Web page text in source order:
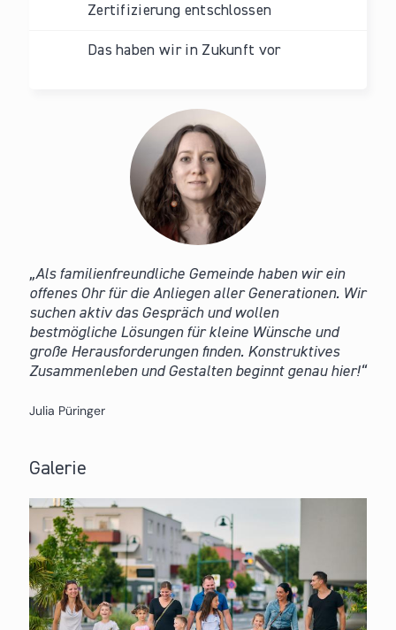
Zertifizierung entschlossen
Das haben wir in Zukunft vor
Als familienfreundliche Gemeinde haben wir ein
offenes Ohr für die Anliegen aller Generationen. Wir
suchen aktiv das Gespräch und wollen
bestmögliche Lösungen für kleine Wünsche und
große Herausforderungen finden. Konstruktives
Zusammenleben und Gestalten beginnt genau hier!
Julia Püringer
Galerie